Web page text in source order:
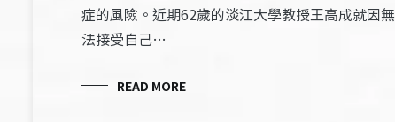
症的風險。近期62歲的淡江大學教授王高成就因無
法接受自己…
READ MORE